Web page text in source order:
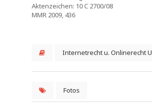
Aktenzeichen: 10 C 2700/08
MMR 2009, 436
Internetrecht u. Onlinerecht
Fotos